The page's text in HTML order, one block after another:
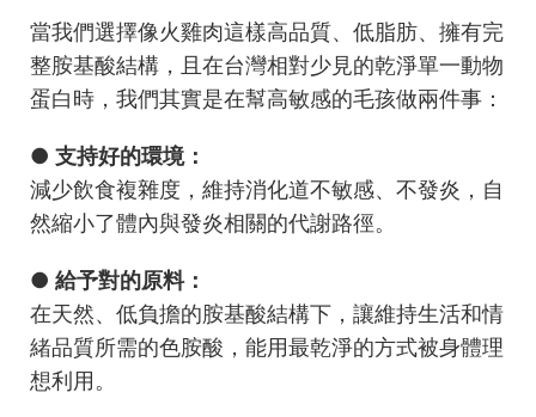
當我們選擇像火雞肉這樣高品質、低脂肪、擁有完
整胺基酸結構，且在台灣相對少見的乾淨單一動物
蛋白時，我們其實是在幫高敏感的毛孩做兩件事：
● 支持好的環境：
減少飲食複雜度，維持消化道不敏感、不發炎，自
然縮小了體內與發炎相關的代謝路徑。
● 給予對的原料：
在天然、低負擔的胺基酸結構下，讓維持生活和情
緒品質所需的色胺酸，能用最乾淨的方式被身體理
想利用。